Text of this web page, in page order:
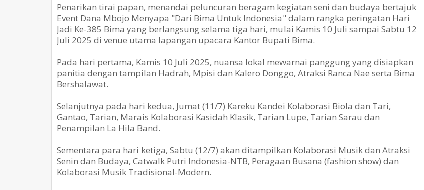
Penarikan tirai papan, menandai peluncuran beragam kegiatan seni dan budaya bertajuk
Event Dana Mbojo Menyapa "Dari Bima Untuk Indonesia" dalam rangka peringatan Hari
Jadi Ke-385 Bima yang berlangsung selama tiga hari, mulai Kamis 10 Juli sampai Sabtu 12
Juli 2025 di venue utama lapangan upacara Kantor Bupati Bima.
Pada hari pertama, Kamis 10 Juli 2025, nuansa lokal mewarnai panggung yang disiapkan
panitia dengan tampilan Hadrah, Mpisi dan Kalero Donggo, Atraksi Ranca Nae serta Bima
Bershalawat.
Selanjutnya pada hari kedua, Jumat (11/7) Kareku Kandei Kolaborasi Biola dan Tari,
Gantao, Tarian, Marais Kolaborasi Kasidah Klasik, Tarian Lupe, Tarian Sarau dan
Penampilan La Hila Band.
Sementara para hari ketiga, Sabtu (12/7) akan ditampilkan Kolaborasi Musik dan Atraksi
Senin dan Budaya, Catwalk Putri Indonesia-NTB, Peragaan Busana (fashion show) dan
Kolaborasi Musik Tradisional-Modern.